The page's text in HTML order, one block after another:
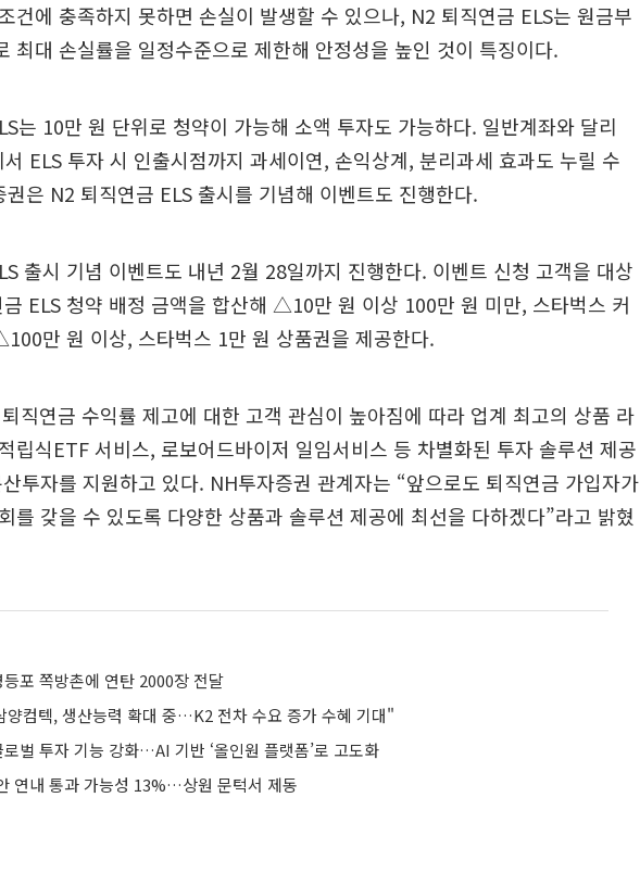
건에 충족하지 못하면 손실이 발생할 수 있으나, N2 퇴직연금 ELS는 원금부
최대 손실률을 일정수준으로 제한해 안정성을 높인 것이 특징이다.
는 10만 원 단위로 청약이 가능해 소액 투자도 가능하다. 일반계좌와 달리
ELS 투자 시 인출시점까지 과세이연, 손익상계, 분리과세 효과도 누릴 수
은 N2 퇴직연금 ELS 출시를 기념해 이벤트도 진행한다.
출시 기념 이벤트도 내년 2월 28일까지 진행한다. 이벤트 신청 고객을 대상
ELS 청약 배정 금액을 합산해 △10만 원 이상 100만 원 미만, 스타벅스 커
만 원 이상, 스타벅스 1만 원 상품권을 제공한다.
직연금 수익률 제고에 대한 고객 관심이 높아짐에 따라 업계 최고의 상품 라
립식ETF 서비스, 로보어드바이저 일임서비스 등 차별화된 투자 솔루션 제공
투자를 지원하고 있다. NH투자증권 관계자는 “앞으로도 퇴직연금 가입자가
를 갖을 수 있도록 다양한 상품과 솔루션 제공에 최선을 다하겠다”라고 밝혔
포 쪽방촌에 연탄 2000장 전달
컴텍, 생산능력 확대 중…K2 전차 수요 증가 수혜 기대"
벌 투자 기능 강화…AI 기반 ‘올인원 플랫폼’로 고도화
연내 통과 가능성 13%…상원 문턱서 제동